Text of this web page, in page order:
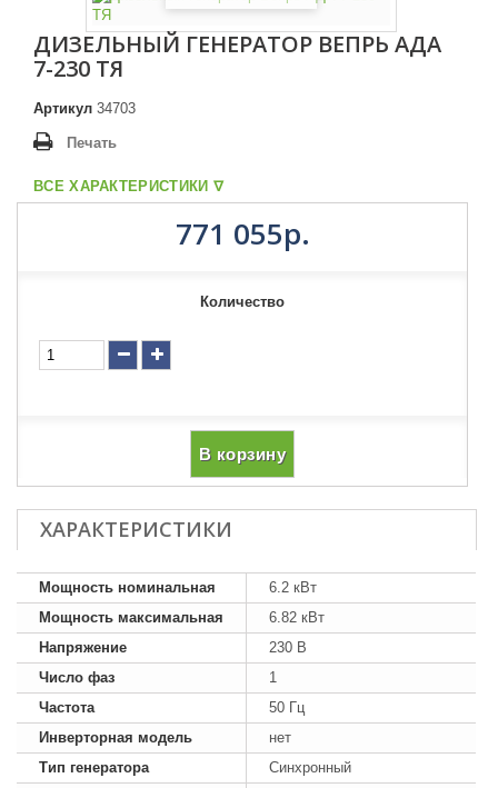
ДИЗЕЛЬНЫЙ ГЕНЕРАТОР ВЕПРЬ АДА
7-230 ТЯ
Артикул 34703
Печать
ВСЕ ХАРАКТЕРИСТИКИ ᐁ
771 055р.
Количество
В корзину
ХАРАКТЕРИСТИКИ
Мощность номинальная
6.2 кВт
Мощность максимальная
6.82 кВт
Напряжение
230 В
Число фаз
1
Частота
50 Гц
Инверторная модель
нет
Тип генератора
Синхронный